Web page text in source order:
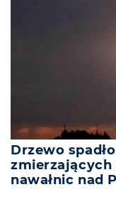
Drzewo
zmierzających
nawałnic nad